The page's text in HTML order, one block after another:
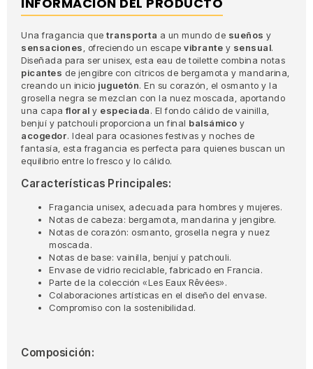
Una fragancia que transporta a un mundo de sueños y
sensaciones , ofreciendo un escape vibrante y sensual.
Diseñada para ser unisex, esta eau de toilette combina notas
picantes de jengibre con cítricos de bergamota y mandarina,
creando un inicio juguetón. En su corazón, el osmanto y la
grosella negra se mezclan con la nuez moscada, aportando
una capa floral y especiada. El fondo cálido de vainilla,
benjuí y patchouli proporciona un final balsámico y
acogedor. Ideal para ocasiones festivas y noches de
fantasía, esta fragancia es perfecta para quienes buscan un
equilibrio entre lo fresco y lo cálido.
Características Principales:
Fragancia unisex, adecuada para hombres y mujeres.
Notas de cabeza: bergamota, mandarina y jengibre.
Notas de corazón: osmanto, grosella negra y nuez
moscada.
Notas de base: vainilla, benjuí y patchouli.
Envase de vidrio reciclable, fabricado en Francia.
Parte de la colección «Les Eaux Rêvées».
Colaboraciones artísticas en el diseño del envase.
Compromiso con la sostenibilidad.
Composición: